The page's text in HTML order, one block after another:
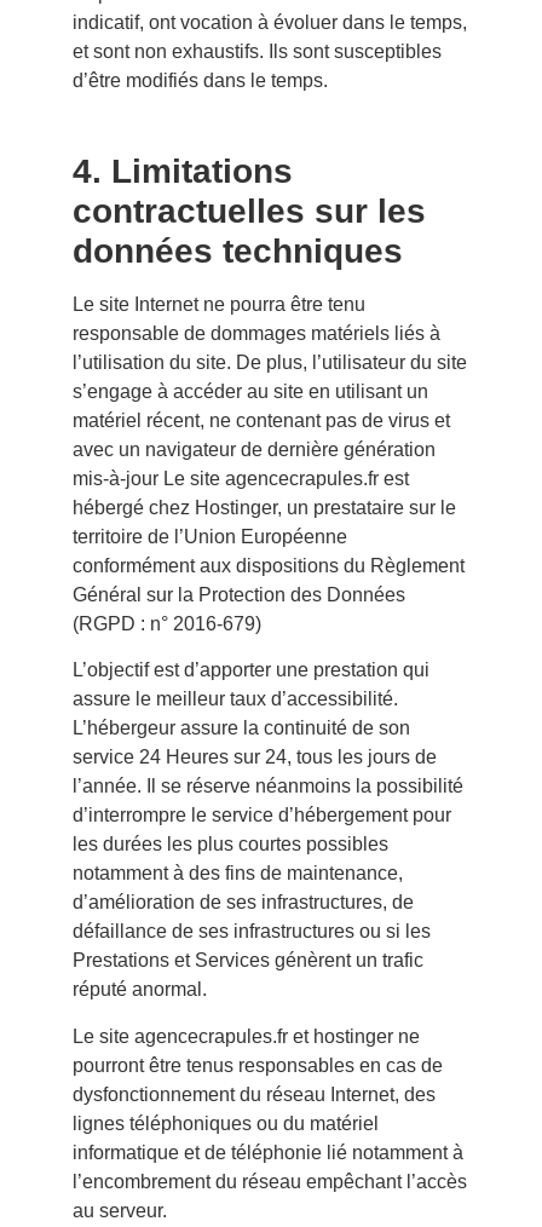
indicatif, ont vocation à évoluer dans le temps,
et sont non exhaustifs. Ils sont susceptibles
d’être modifiés dans le temps.
4. Limitations
contractuelles sur les
données techniques
Le site Internet ne pourra être tenu
responsable de dommages matériels liés à
l’utilisation du site. De plus, l’utilisateur du site
s’engage à accéder au site en utilisant un
matériel récent, ne contenant pas de virus et
avec un navigateur de dernière génération
mis-à-jour Le site agencecrapules.frest
hébergé chez Hostinger, un prestataire sur le
territoire de l’Union Européenne
conformément aux dispositions du Règlement
Général sur la Protection des Données
(RGPD : n° 2016-679)
L’objectif est d’apporter une prestation qui
assure le meilleur taux d’accessibilité.
L’hébergeur assure la continuité de son
service 24 Heures sur 24, tous les jours de
l’année. Il se réserve néanmoins la possibilité
d’interrompre le service d’hébergement pour
les durées les plus courtes possibles
notamment à des fins de maintenance,
d’amélioration de ses infrastructures, de
défaillance de ses infrastructures ou si les
Prestations et Services génèrent un trafic
réputé anormal.
Le site agencecrapules.fret hostinger ne
pourront être tenus responsables en cas de
dysfonctionnement du réseau Internet, des
lignes téléphoniques ou du matériel
informatique et de téléphonie lié notamment à
l’encombrement du réseau empêchant l’accès
au serveur.